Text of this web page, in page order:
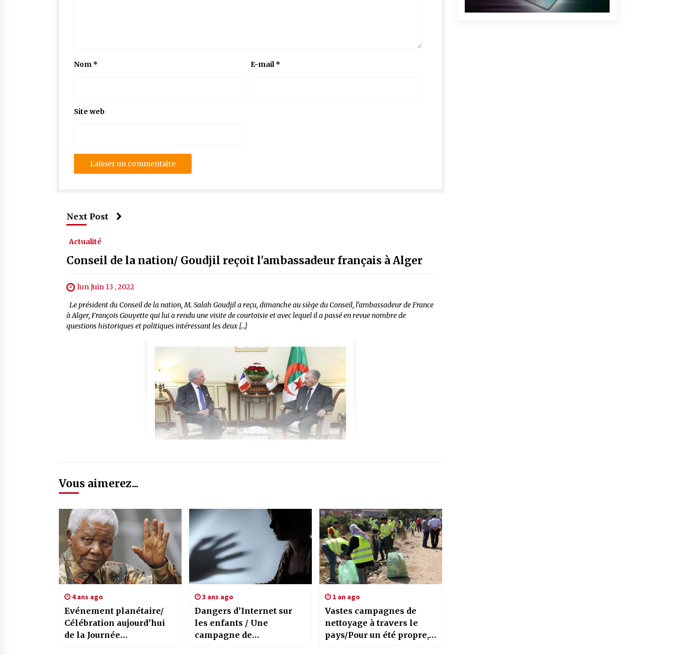
Nom * E-mail*
Site web
Next Post
Actualité
Conseil de la nation/ Goudjil reçoit l'ambassadeur français à Alger
lun Juin 13 , 2022
Le président du Conseil de la nation, M. Salah Goudjil a reçu, dimanche au siège du Conseil, l’ambassadeur de France
à Alger, François Gouyette qui lui a rendu une visite de courtoisie et avec lequel il a passé en revue nombre de
questions historiques et politiques intéressant les deux […]
Vous aimerez...
4 ans ago
Evénement planétaire/
Célébration aujourd’hui
de la Journée
3 ans ago
Dangers d’Internet sur
les enfants / Une
campagne de
1 an ago
Vastes campagnes de
nettoyage à travers le
pays/Pour un été propre,